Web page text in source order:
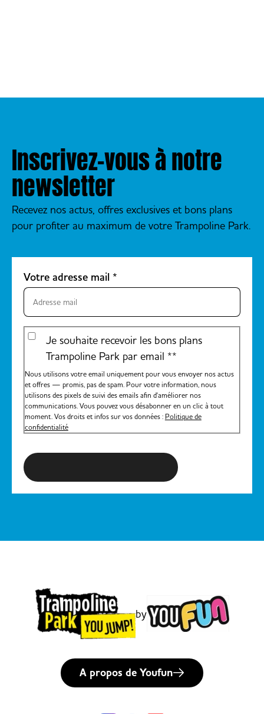
Inscrivez-vous à notre
newsletter
Recevez nos actus, offres exclusives et bons plans
pour profiter au maximum de votre Trampoline Park.
Votre adresse mail *
Je souhaite recevoir les bons plans
Trampoline Park par email **
Nous utilisons votre email uniquement pour vous envoyer nos actus
et offres — promis, pas de spam. Pour votre information, nous
utilisons des pixels de suivi des emails afin d'améliorer nos
communications. Vous pouvez vous désabonner en un clic à tout
moment. Vos droits et infos sur vos données : Politique de
confidentialité
by
A propos de Youfun